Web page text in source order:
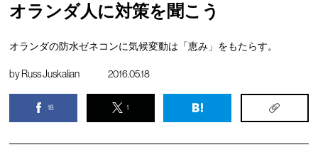
オランダ人に対策を聞こう
オランダの防水ゼネコンに気候変動は「恵み」をもたらす。
byRuss Juskalian 2016.05.18
18 1